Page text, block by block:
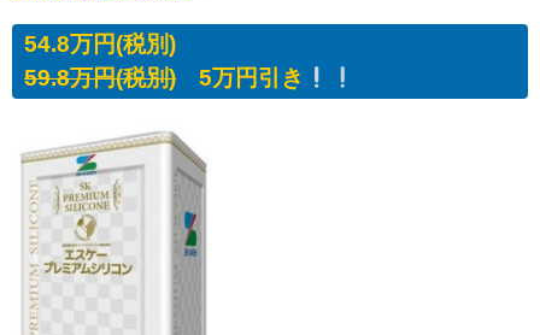
54.8万円(税別)
59.8万円(税別) 5万円引き